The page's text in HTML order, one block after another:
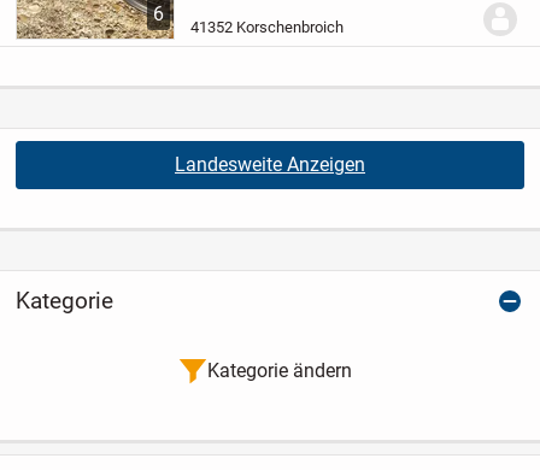
6
unter Ausschluss jeglicher
41352 Korschenbroich
Landesweite Anzeigen
Kategorie
Kategorie ändern